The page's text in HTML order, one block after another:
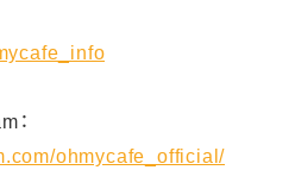
：
ohmycafe_official/